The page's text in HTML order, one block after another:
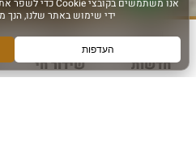
חדשות שידור חי